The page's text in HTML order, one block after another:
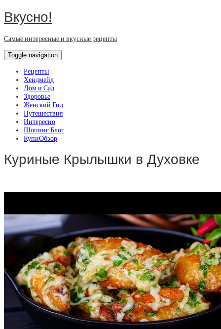
Вкусно!
Самые интересные и вкусные рецепты
Toggle navigation
Рецепты
Хендмейд
Дом и Сад
Здоровье
Женский Гид
Путешествия
Интересно
Шопинг Блог
КупиОбзор
Куриные Крылышки в Духовке